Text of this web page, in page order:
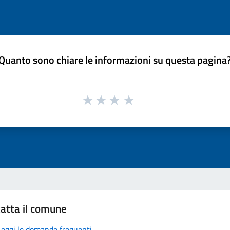
sono chiare le informazioni su questa
il comune